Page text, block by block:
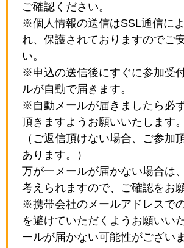
ご確認ください。
※個人情報の送信はSSL通信に
れ、保護されておりますのでご
い。
※申込の送信後にすぐに参加受
ルが自動で届きます。
※自動メールが届きましたら必
頂きますようお願いいたします。
（ご返信頂けない場合、ご参加
あります。）
万が一メールが届かない場合は
考えられますので、ご確認をお
※携帯会社のメールアドレスで
を避けていただくようお願いい
ールが届かない可能性がございま